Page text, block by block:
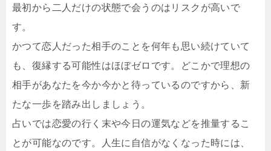
最初から二人だけの状態で会うのはリスクが高いで
す。
かつて恋人だった相手のことを何年も思い続けていて
も、復縁する可能性はほぼゼロです。どこかで理想の
相手があなたを今か今かと待っているのですから、新
たな一歩を踏み出しましょう。
占いでは恋愛の行く末や今日の運気などを推量するこ
とが可能なのです。人生に自信がなくなった時には、